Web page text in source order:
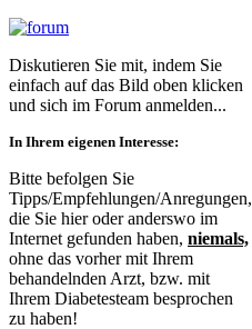
Diskutieren Sie mit, indem Sie
einfach auf das Bild oben klicken
und sich im Forum anmelden...
In Ihrem eigenen Interesse:
Bitte befolgen Sie
Tipps/Empfehlungen/Anregungen,
die Sie hier oder anderswo im
Internet gefunden haben, niemals,
ohne das vorher mit Ihrem
behandelnden Arzt, bzw. mit
Ihrem Diabetesteam besprochen
zu haben!